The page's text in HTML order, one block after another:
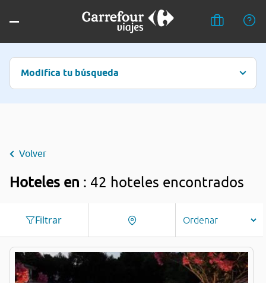
Modifica tu búsqueda
Volver
Hoteles en : 42 hoteles encontrados
Filtrar